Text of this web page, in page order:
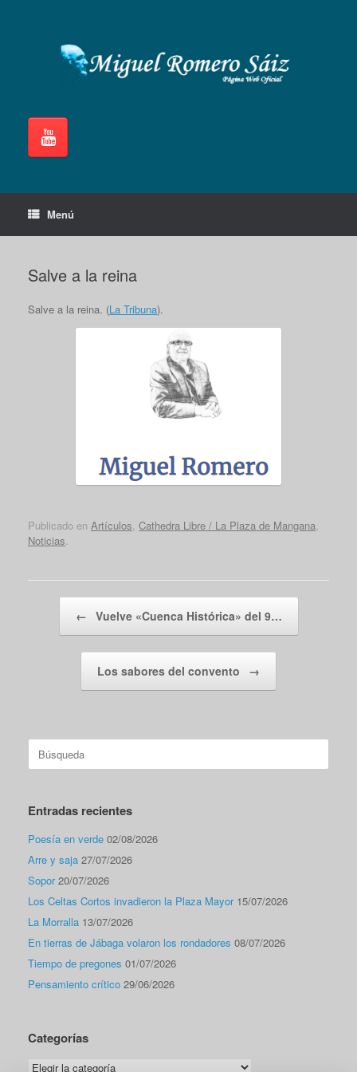
Menú
Salve a la reina
Salve a la reina. (La Tribuna).
Publicado en Artículos Cathedra Libre / La Plaza de Mangana
Noticias
← Vuelve «Cuenca Histórica» del 9…
Los sabores del convento →
Buscar:
Entradas recientes
Poesía en verde 02/08/2026
Arre y saja 27/07/2026
Sopor 20/07/2026
Los Celtas Cortos invadieron la Plaza Mayor 15/07/2026
La Morralla 13/07/2026
En tierras de Jábaga volaron los rondadores 08/07/2026
Tiempo de pregones 01/07/2026
Pensamiento crítico 29/06/2026
Categorías
Categorías